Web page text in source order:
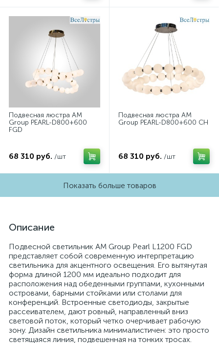
Подвесная люстра AM
Group PEARL-D800+600
FGD
68 310 руб. /шт
Подвесная люстра AM
Group PEARL-D800+600 CH
68 310 руб. /шт
Показать больше товаров
Описание
Подвесной светильник AM Group Pearl L1200 FGD
представляет собой современную интерпретацию
светильника для акцентного освещения. Его вытянутая
форма длиной 1200 мм идеально подходит для
расположения над обеденными группами, кухонными
островами, барными стойками или столами для
конференций. Встроенные светодиоды, закрытые
рассеивателем, дают ровный, направленный вниз
световой поток, который четко очерчивает рабочую
зону. Дизайн светильника минималистичен: это просто
светящаяся линия, подвешенная на тонких тросах.